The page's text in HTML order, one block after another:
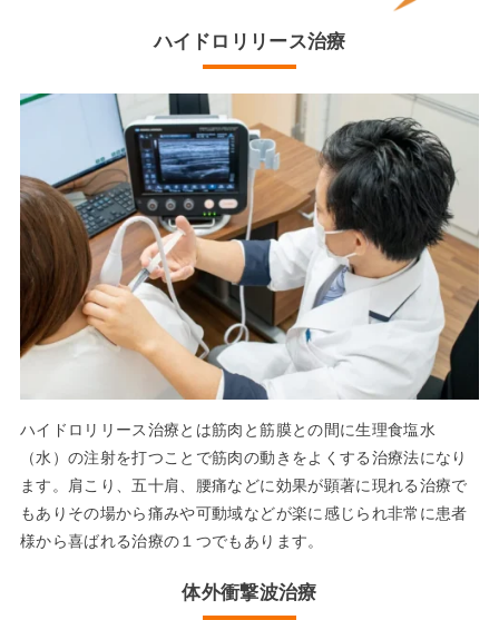
ハイドロリリース治療
ハイドロリリース治療とは筋肉と筋膜との間に生理食塩水
（水）の注射を打つことで筋肉の動きをよくする治療法になり
ます。肩こり、五十肩、腰痛などに効果が顕著に現れる治療で
もありその場から痛みや可動域などが楽に感じられ非常に患者
様から喜ばれる治療の１つでもあります。
体外衝撃波治療